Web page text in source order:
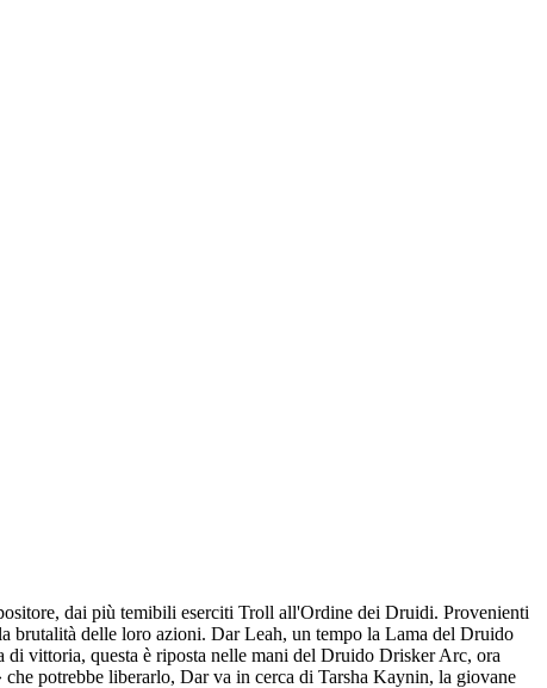
dai più temibili eserciti Troll all'Ordine dei Druidi. Provenienti
brutalità delle loro azioni. Dar Leah, un tempo la Lama del Druido
di vittoria, questa è riposta nelle mani del Druido Drisker Arc, ora
potrebbe liberarlo, Dar va in cerca di Tarsha Kaynin, la giovane